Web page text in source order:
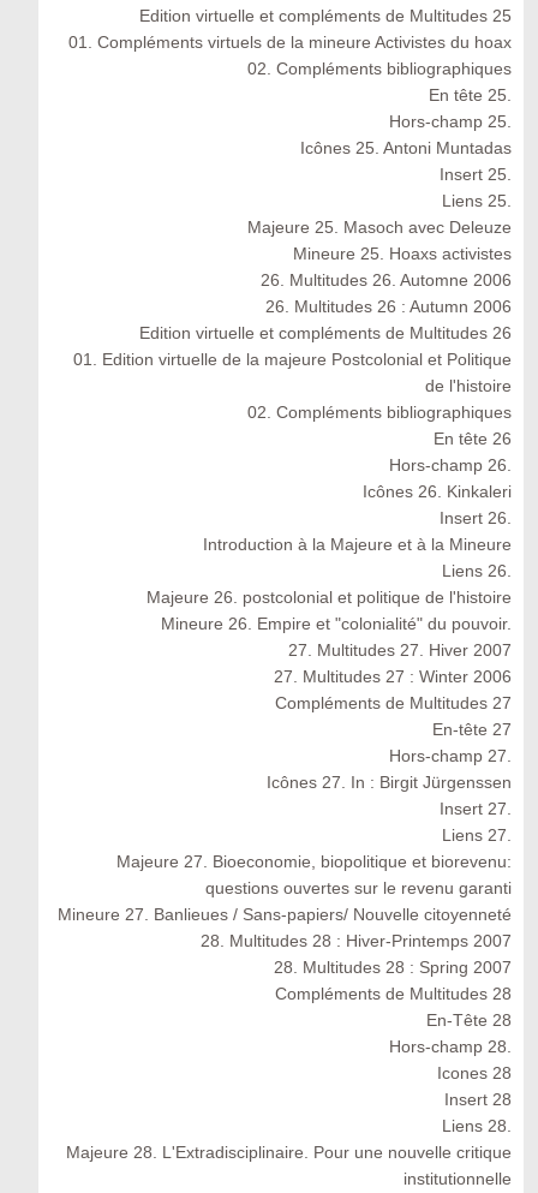
Edition virtuelle et compléments de Multitudes 25
01. Compléments virtuels de la mineure Activistes du hoax
02. Compléments bibliographiques
En tête 25.
Hors-champ 25.
Icônes 25. Antoni Muntadas
Insert 25.
Liens 25.
Majeure 25. Masoch avec Deleuze
Mineure 25. Hoaxs activistes
26. Multitudes 26. Automne 2006
26. Multitudes 26 : Autumn 2006
Edition virtuelle et compléments de Multitudes 26
01. Edition virtuelle de la majeure Postcolonial et Politique
de l'histoire
02. Compléments bibliographiques
En tête 26
Hors-champ 26.
Icônes 26. Kinkaleri
Insert 26.
Introduction à la Majeure et à la Mineure
Liens 26.
Majeure 26. postcolonial et politique de l'histoire
Mineure 26. Empire et "colonialité" du pouvoir.
27. Multitudes 27. Hiver 2007
27. Multitudes 27 : Winter 2006
Compléments de Multitudes 27
En-tête 27
Hors-champ 27.
Icônes 27. In : Birgit Jürgenssen
Insert 27.
Liens 27.
Majeure 27. Bioeconomie, biopolitique et biorevenu:
questions ouvertes sur le revenu garanti
Mineure 27. Banlieues / Sans-papiers/ Nouvelle citoyenneté
28. Multitudes 28 : Hiver-Printemps 2007
28. Multitudes 28 : Spring 2007
Compléments de Multitudes 28
En-Tête 28
Hors-champ 28.
Icones 28
Insert 28
Liens 28.
Majeure 28. L'Extradisciplinaire. Pour une nouvelle critique
institutionnelle